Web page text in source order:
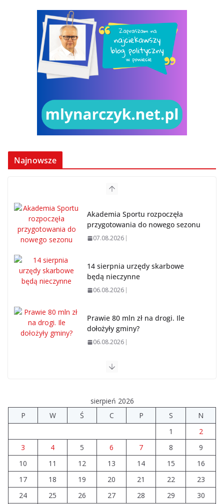
Najnowsze
przygotowania do nowego sezonu
14 sierpnia urzędy skarbowe
Prawie 80 mln zł na drogi. Ile
Szkoła we Władysławowie przechodzi modernizację
Brylant dla Turku? 255. miejsce
trudno uznać za sukces
07.08.2026
sierpień 2026
P
W Ś C P S
N
1
2
3
4 5 6 7 8
9
10
11 12 13 14 15
16
17
18 19 20 21 22
23
24
25 26 27 28 29
30